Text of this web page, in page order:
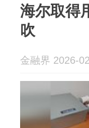
海尔取得
吹
金融界 2026-